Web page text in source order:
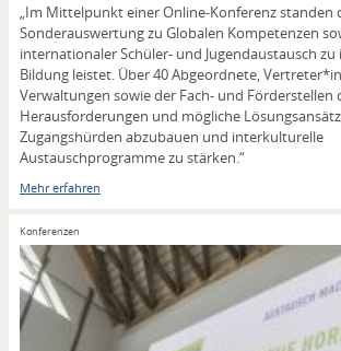
„Im Mittelpunkt einer Online-Konferenz standen
Sonderauswertung zu Globalen Kompetenzen
internationaler Schüler- und Jugendaustausch
Bildung leistet. Über 40 Abgeordnete,
Verwaltungen sowie der Fach- und
Herausforderungen und mögliche
Zugangshürden abzubauen und interkulturelle
Austauschprogramme zu stärken.“
Mehr erfahren
Konferenzen